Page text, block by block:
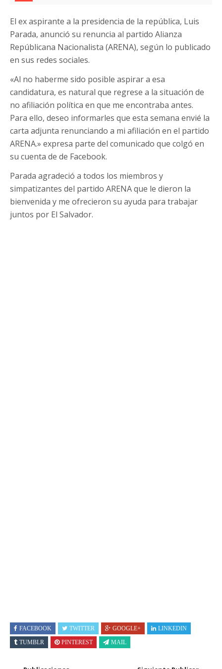
El ex aspirante a la presidencia de la república, Luis
Parada, anunció su renuncia al partido Alianza
Repúblicana Nacionalista (ARENA), según lo publicado
en sus redes sociales.
«Al no haberme sido posible aspirar a esa
candidatura, es natural que regrese a la situación de
no afiliación política en que me encontraba antes.
Para ello, deseo informarles que esta semana envié la
carta adjunta renunciando a mi afiliación en el partido
ARENA.» expresa parte del comunicado que colgó en
su cuenta de de Facebook.
Parada agradeció a todos los miembros y
simpatizantes del partido ARENA que le dieron la
bienvenida y me ofrecieron su ayuda para trabajar
juntos por El Salvador.
FACEBOOK TWITTER GOOGLE+
LINKEDIN
TUMBLR
PINTEREST MAIL